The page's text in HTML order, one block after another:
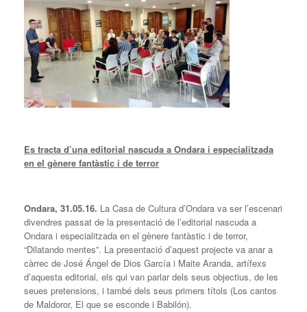
Es tracta d’una editorial nascuda a Ondara i especialitzada
en el gènere fantàstic i de terror
Ondara, 31.05.16. La Casa de Cultura d’Ondara va ser l’escenari
divendres passat de la presentació de l’editorial nascuda a
Ondara i especialitzada en el gènere fantàstic i de terror,
“Dilatando mentes”. La presentació d’aquest projecte va anar a
càrrec de José Ángel de Dios García i Maite Aranda, artífexs
d’aquesta editorial, els qui van parlar dels seus objectius, de les
seues pretensions, i també dels seus primers títols (Los cantos
de Maldoror, El que se esconde i Babilón).